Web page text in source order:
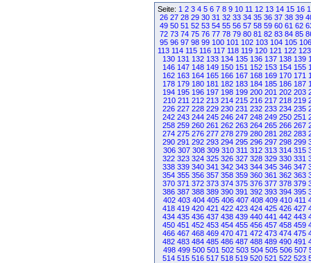
Seite: 1 2 3 4 5 6 7 8 9 10 11 12 13 14 15 16
26 27 28 29 30 31 32 33 34 35 36 37 38 39
49 50 51 52 53 54 55 56 57 58 59 60 61 62
72 73 74 75 76 77 78 79 80 81 82 83 84 85
95 96 97 98 99 100 101 102 103 104 105 106
113 114 115 116 117 118 119 120 121 122 123
130 131 132 133 134 135 136 137 138 139
146 147 148 149 150 151 152 153 154 155
162 163 164 165 166 167 168 169 170 171
178 179 180 181 182 183 184 185 186 187
194 195 196 197 198 199 200 201 202 203
210 211 212 213 214 215 216 217 218 219
226 227 228 229 230 231 232 233 234 235
242 243 244 245 246 247 248 249 250 251
258 259 260 261 262 263 264 265 266 267
274 275 276 277 278 279 280 281 282 283
290 291 292 293 294 295 296 297 298 299
306 307 308 309 310 311 312 313 314 315
322 323 324 325 326 327 328 329 330 331
338 339 340 341 342 343 344 345 346 347
354 355 356 357 358 359 360 361 362 363
370 371 372 373 374 375 376 377 378 379
386 387 388 389 390 391 392 393 394 395
402 403 404 405 406 407 408 409 410 411
418 419 420 421 422 423 424 425 426 427
434 435 436 437 438 439 440 441 442 443
450 451 452 453 454 455 456 457 458 459
466 467 468 469 470 471 472 473 474 475
482 483 484 485 486 487 488 489 490 491
498 499 500 501 502 503 504 505 506 507
514 515 516 517 518 519 520 521 522 523